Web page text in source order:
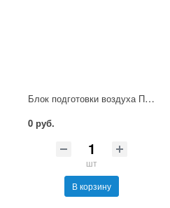
Блок подготовки воздуха П-ФРКВ1-Р-10
0 руб.
шт
В корзину